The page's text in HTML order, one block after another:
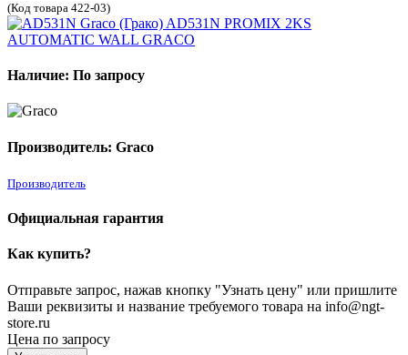
(Код товара 422-03)
Наличие: По запросу
Производитель: Graco
Производитель
Официальная гарантия
Как купить?
Отправьте запрос, нажав кнопку "Узнать цену" или пришлите
Ваши реквизиты и название требуемого товара на info@ngt-
store.ru
Цена по запросу